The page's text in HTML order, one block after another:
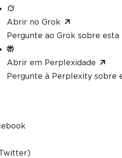
Abrir no Grok
Pergunte ao Grok sobre esta
Abrir em Perplexidade
Pergunte à Perplexity sobre